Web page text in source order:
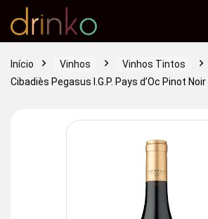
Início Vinhos Vinhos Tintos
Cibadiès Pegasus I.G.P. Pays d’Oc Pinot